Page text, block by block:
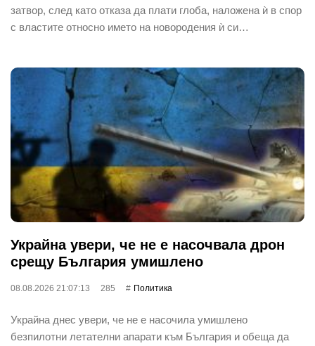
затвор, след като отказа да плати глоба, наложена ѝ в спор
с властите относно името на новородения ѝ си…
Украйна увери, че не е насочвала дрон
срещу България умишлено
08.08.2026 21:07:13 285 Политика
Украйна днес увери, че не е насочила умишлено
безпилотни летателни апарати към България и обеща да